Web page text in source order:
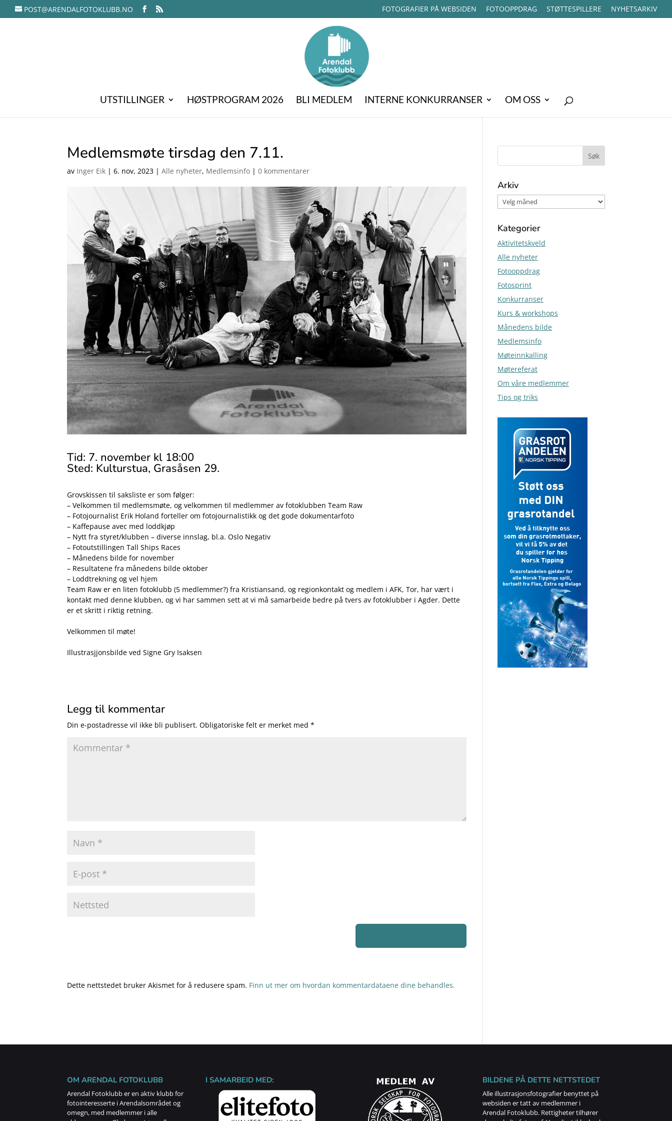
POST@ARENDALFOTOKLUBB.NO FOTOGRAFIER PÅ WEBSIDEN FOTOOPPDRAG STØTTESPILLERE NYHETSARKIV
UTSTILLINGER HØSTPROGRAM 2026 BLI MEDLEM INTERNE KONKURRANSER OM OSS
Medlemsmøte tirsdag den 7.11.
av Inger Eik |6. nov, 2023 |Alle nyheter, Medlemsinfo |0 kommentarer
Tid: 7. november kl 18:00
Sted: Kulturstua, Grasåsen 29.
Grovskissen til saksliste er som følger:
– Velkommen til medlemsmøte, og velkommen til medlemmer av fotoklubben Team Raw
– Fotojournalist Erik Holand forteller om fotojournalistikk og det gode dokumentarfoto
– Kaffepause avec med loddkjøp
– Nytt fra styret/klubben – diverse innslag, bl.a. Oslo Negativ
– Fotoutstillingen Tall Ships Races
– Månedens bilde for november
– Resultatene fra månedens bilde oktober
– Loddtrekning og vel hjem
Team Raw er en liten fotoklubb (5 medlemmer?) fra Kristiansand, og regionkontakt og medlem i AFK, Tor, har vært i
kontakt med denne klubben, og vi har sammen sett at vi må samarbeide bedre på tvers av fotoklubber i Agder. Dette
er et skritt i riktig retning.
Velkommen til møte!
Illustrasjjonsbilde ved Signe Gry Isaksen
Legg til kommentar
Din e-postadresse vil ikke bli publisert. Obligatoriske felt er merket med*
Dette nettstedet bruker Akismet for å redusere spam. Finn ut mer om hvordan kommentardataene dine behandles.
Arkiv
Kategorier
Aktivitetskveld
Alle nyheter
Fotooppdrag
Fotosprint
Konkurranser
Kurs & workshops
Månedens bilde
Medlemsinfo
Møteinnkalling
Møtereferat
Om våre medlemmer
Tips og triks
OM ARENDAL FOTOKLUBB
Arendal Fotoklubb er en aktiv klubb for
fotointeresserte i Arendalsområdet og
omegn, med medlemmer i alle
I SAMARBEID MED: BILDENE PÅ DETTE NETTSTEDET
Alle illustrasjonsfotografier benyttet på
websiden er tatt av medlemmer i
Arendal Fotoklubb. Rettigheter tilhører